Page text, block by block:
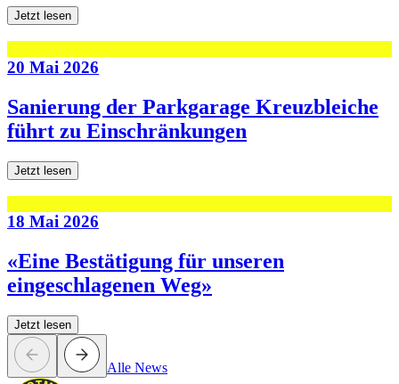
Jetzt lesen
20 Mai 2026
Sanierung der Parkgarage Kreuzbleiche
führt zu Einschränkungen
Jetzt lesen
18 Mai 2026
«Eine Bestätigung für unseren
eingeschlagenen Weg»
Jetzt lesen
Alle News